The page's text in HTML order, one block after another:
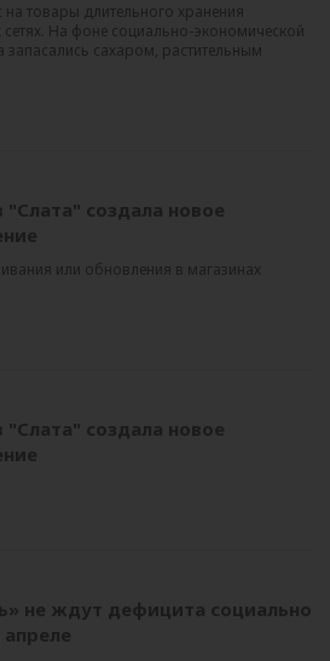
товары длительного хранения
На фоне социально-экономической
запасались сахаром, растительным
создала новое
или обновления в магазинах
создала новое
не ждут дефицита социально